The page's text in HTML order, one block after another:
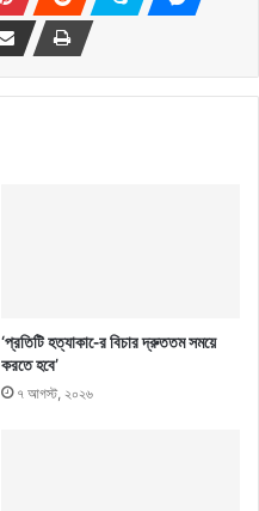
‘প্রতিটি হত্যাকা-ের বিচার দ্রুততম সময়ে
করতে হবে’
৭ আগস্ট, ২০২৬